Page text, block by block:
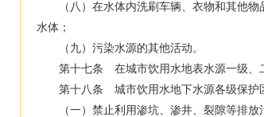
（八）在水体内洗刷车辆、衣物和其他物
水体；
（九）污染水源的其他活动。
第十七条 在城市饮用水地表水源一级、二
第十八条 城市饮用水地下水源各级保护区
（一）禁止利用渗坑、渗井、裂隙等排放